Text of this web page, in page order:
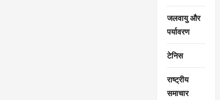
जलवायु और
पर्यावरण
टेनिस
राष्ट्रीय
समाचार